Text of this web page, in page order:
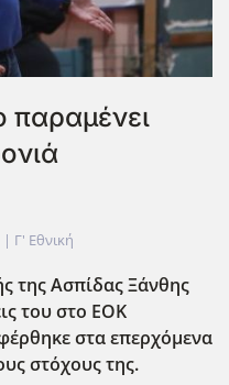
παραμένει
| Γ' Εθνική
της Ασπίδας Ξάνθης
του στο ΕΟΚ
στα επερχόμενα
στόχους της.